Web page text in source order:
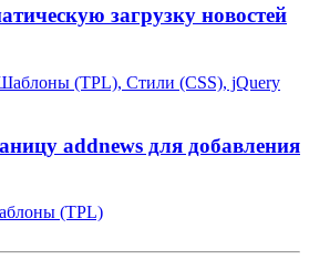
загрузку новостей
(TPL), Стили (CSS), jQuery
addnews для добавления
(TPL)